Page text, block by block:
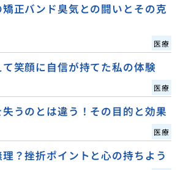
正バンド臭気との闘いとその克
医療
笑顔に自信が持てた私の体験
医療
うのとは違う！その目的と効果
医療
？挫折ポイントと心の持ちよう